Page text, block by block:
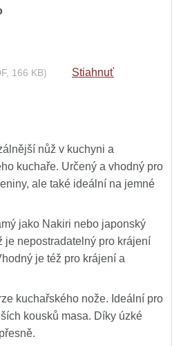
166 KB) Stiahnuť
nůž v kuchyni a
kuchaře. Určený a vhodný pro
ale také ideální na jemné
jako Nakiri nebo japonský
je nepostradatelný pro krájení
je též pro krájení a
kuchařského nože. Ideální pro
kousků masa. Díky úzké